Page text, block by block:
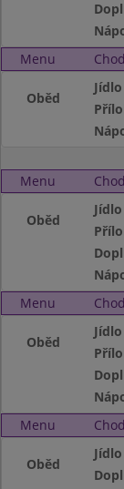
Menu
Chod
Oběd
Jídlo
Menu Chod
Oběd
Jídlo
Menu
Chod
Oběd
Jídlo
Menu
Chod
Oběd
Jídlo